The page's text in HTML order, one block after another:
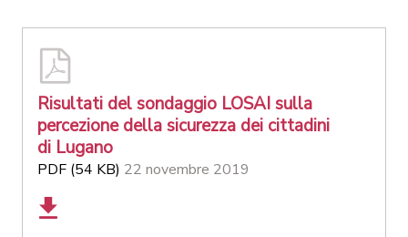
Risultati del sondaggio LOSAI sulla
percezione della sicurezza dei cittadini
di Lugano
PDF (54 KB) 22 novembre 2019